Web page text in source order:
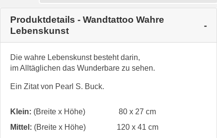
Produktdetails - Wandtattoo Wahre
Lebenskunst
Die wahre Lebenskunst besteht darin,
im Alltäglichen das Wunderbare zu sehen.
Ein Zitat von Pearl S. Buck.
Klein: (Breite x Höhe)
80 x 27 cm
Mittel: (Breite x Höhe)
120 x 41 cm